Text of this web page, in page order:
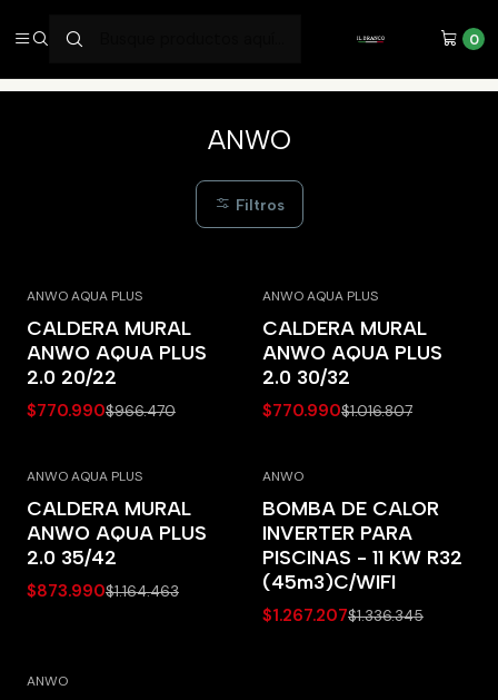
0
ANWO
Filtros
ANWO AQUA PLUS
CALDERA MURAL
ANWO AQUA PLUS
2.0 20/22
$770.990$966.470
ANWO AQUA PLUS
CALDERA MURAL
ANWO AQUA PLUS
2.0 30/32
$770.990$1.016.807
ANWO AQUA PLUS
CALDERA MURAL
ANWO AQUA PLUS
2.0 35/42
$873.990$1.164.463
ANWO
BOMBA DE CALOR
INVERTER PARA
PISCINAS - 11 KW R32
(45m3)C/WIFI
$1.267.207$1.336.345
ANWO